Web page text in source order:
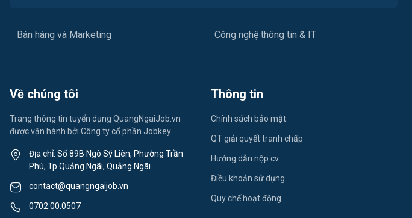
Bán hàng và Marketing Công nghệ thông tin & IT
Về chúng tôi
Trang thông tin tuyển dụng QuangNgaiJob.vn
được vận hành bởi Công ty cổ phần Jobkey
Địa chỉ: Số 89B Ngô Sỹ Liên, Phường Trần
Phú, Tp Quảng Ngãi, Quảng Ngãi
contact@quangngaijob.vn
0702.00.0507
Thông tin
Chính sách bảo mật
QT giải quyết tranh chấp
Hướng dẫn nộp cv
Điều khoản sử dụng
Quy chế hoạt động